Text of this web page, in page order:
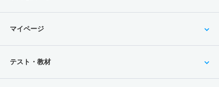
マイページ
テスト・教材